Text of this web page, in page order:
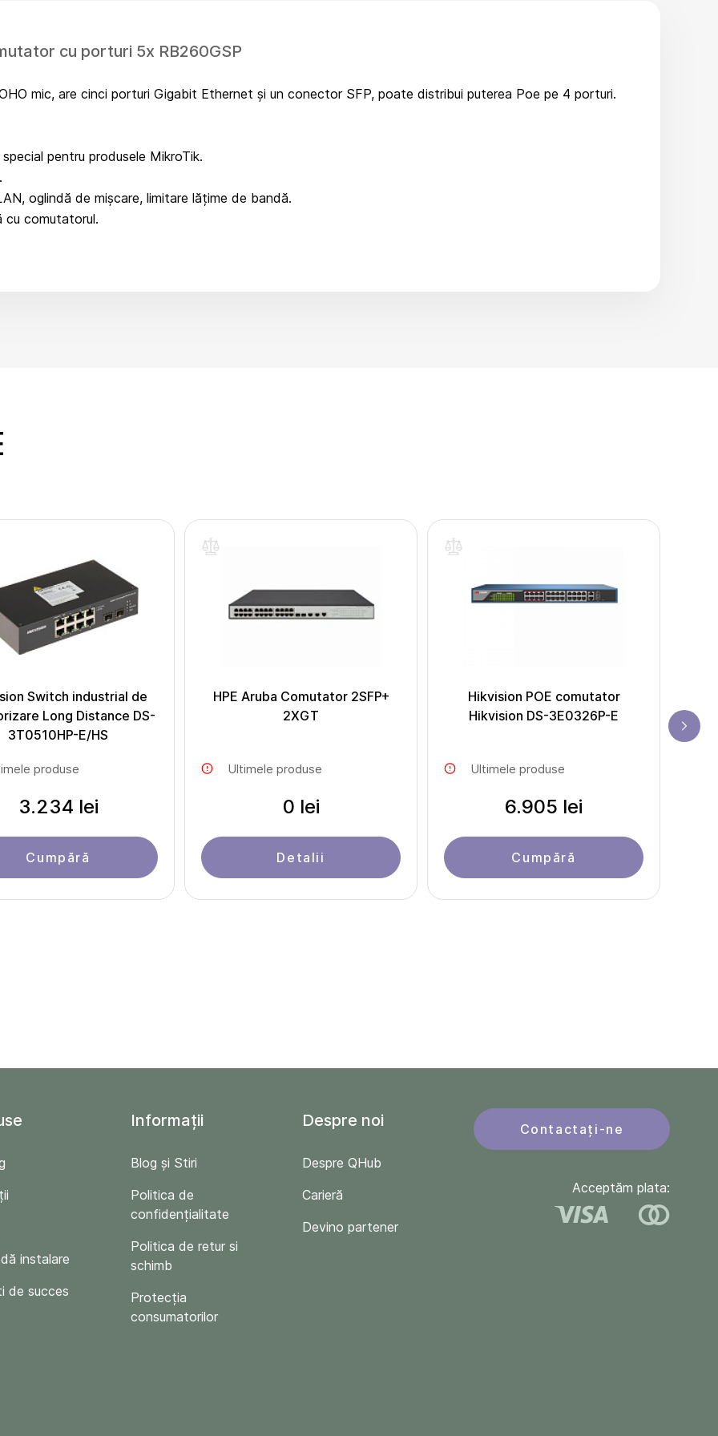
cu porturi 5x RB260GSP
mic, are cinci porturi Gigabit Ethernet și un conector SFP, poate distribui puterea Poe pe 4 porturi.
pentru produsele MikroTik.
oglindă de mișcare, limitare lățime de bandă.
cu comutatorul.
Switch industrial de
Long Distance DS-
3T0510HP-E/HS
produse
3.234 lei
Cumpără
HPE Aruba Comutator 2SFP+
2XGT
Ultimele produse
0 lei
Detalii
Hikvision POE comutator
Hikvision DS-3E0326P-E
Ultimele produse
6.905 lei
Cumpără
instalare
de succes
Informații
Blog și Stiri
Politica de
confidențialitate
Politica de retur si
schimb
Protecția
consumatorilor
Despre noi
Despre QHub
Carieră
Devino partener
Contactați-ne
Acceptăm plata: